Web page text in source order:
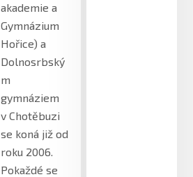
akademie a
Gymnázium
Hořice) a
Dolnosrbský
m
gymnáziem
v Chotěbuzi
se koná již od
roku 2006.
Pokaždé se